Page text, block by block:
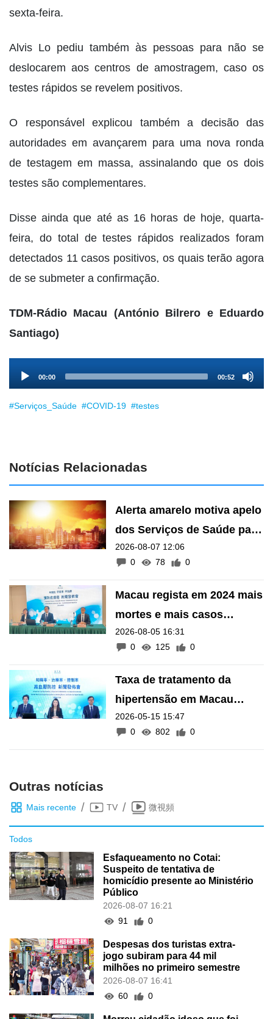
sexta-feira.
Alvis Lo pediu também às pessoas para não se
deslocarem aos centros de amostragem, caso os
testes rápidos se revelem positivos.
O responsável explicou também a decisão das
autoridades em avançarem para uma nova ronda
de testagem em massa, assinalando que os dois
testes são complementares.
Disse ainda que até as 16 horas de hoje, quarta-
feira, do total de testes rápidos realizados foram
detectados 11 casos positivos, os quais terão agora
de se submeter a confirmação.
TDM-Rádio Macau (António Bilrero e Eduardo
Santiago)
Player
00:00 00:52
#Serviços_Saúde #COVID-19 #testes
Notícias Relacionadas
Alerta amarelo motiva apelo
dos Serviços de Saúde para
evitar hipertermia
2026-08-07 12:06
0
78 0
Macau regista em 2024 mais
mortes e mais casos
diagnosticados de cancro
2026-08-05 16:31
0
125 0
Taxa de tratamento da
hipertensão em Macau
atingiu 89 por cento no ano
passado
2026-05-15 15:47
0
802 0
Outras notícias
Mais recente / TV / 微視頻
Todos
Esfaqueamento no Cotai:
Suspeito de tentativa de
homicídio presente ao Ministério
Público
2026-08-07 16:21
91
0
Despesas dos turistas extra-
jogo subiram para 44 mil
milhões no primeiro semestre
2026-08-07 16:41
60
0